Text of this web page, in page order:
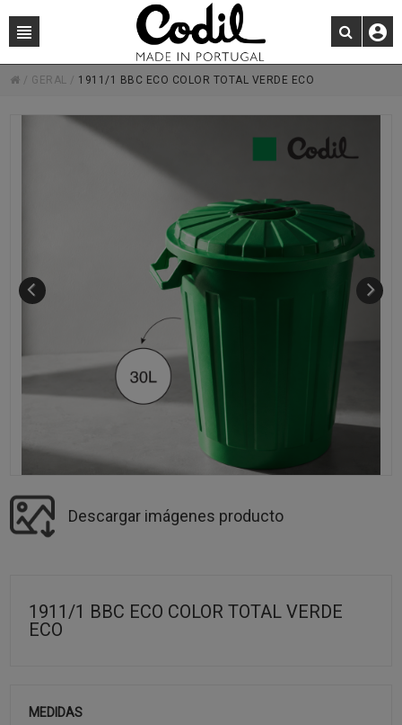
/ GERAL / 1911/1 BBC ECO COLOR TOTAL VERDE ECO
Descargar imágenes producto
1911/1 BBC ECO COLOR TOTAL VERDE
ECO
MEDIDAS